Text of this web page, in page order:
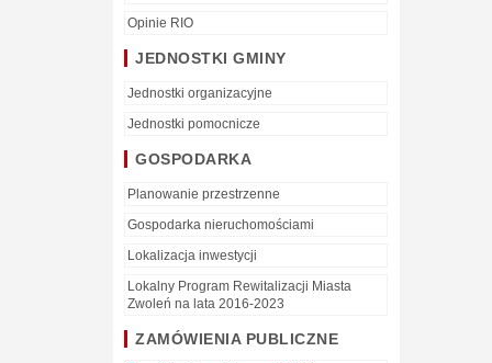
Opinie RIO
JEDNOSTKI GMINY
Jednostki organizacyjne
Jednostki pomocnicze
GOSPODARKA
Planowanie przestrzenne
Gospodarka nieruchomościami
Lokalizacja inwestycji
Lokalny Program Rewitalizacji Miasta
Zwoleń na lata 2016-2023
ZAMÓWIENIA PUBLICZNE